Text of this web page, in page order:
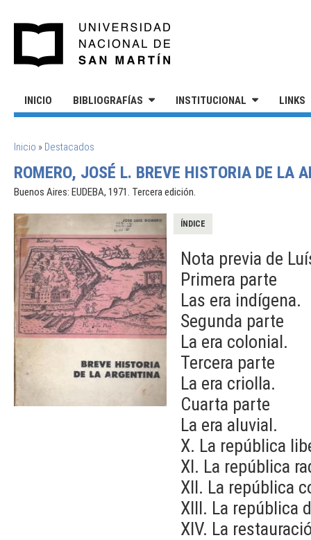
INICIO BIBLIOGRAFÍAS INSTITUCIONAL LINKS
SE ENCUENTRA USTED AQUÍ
Inicio » Destacados
ROMERO, JOSÉ L. BREVE HISTORIA DE LA
Buenos Aires: EUDEBA, 1971. Tercera edición.
ÍNDICE
Nota previa de
Primera parte
Las era indígena.
Segunda parte
La era colonial.
Tercera parte
La era criolla.
Cuarta parte
La era aluvial.
X. La república
XI. La república
XII. La república
XIII. La república
XIV. La